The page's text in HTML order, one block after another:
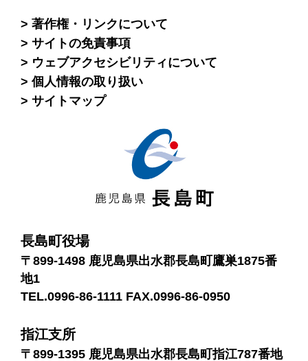
著作権・リンクについて
サイトの免責事項
ウェブアクセシビリティについて
個人情報の取り扱い
サイトマップ
長島町役場
〒899-1498 鹿児島県出水郡長島町鷹巣1875番
地1
TEL.0996-86-1111 FAX.0996-86-0950
指江支所
〒899-1395 鹿児島県出水郡長島町指江787番地